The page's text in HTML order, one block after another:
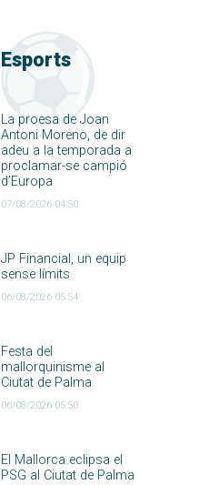
Esports
La proesa de Joan
Antoni Moreno, de dir
adeu a la temporada a
proclamar-se campió
d’Europa
07/08/2026 04:50
JP Financial, un equip
sense límits
06/08/2026 05:54
Festa del
mallorquinisme al
Ciutat de Palma
06/08/2026 05:50
El Mallorca eclipsa el
PSG al Ciutat de Palma